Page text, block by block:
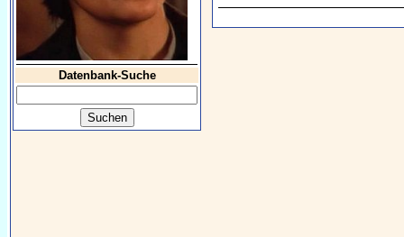
Datenbank-Suche